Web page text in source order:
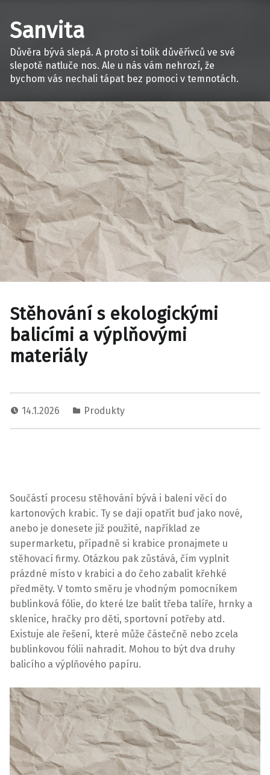
Sanvita
Důvěra bývá slepá. A proto si tolik důvěřivců ve své
slepotě natluče nos. Ale u nás vám nehrozí, že
bychom vás nechali tápat bez pomoci v temnotách.
Stěhování s ekologickými
balicími a výplňovými
materiály
14.1.2026 Produkty
Součástí procesu stěhování bývá i balení věcí do
kartonových krabic. Ty se dají opatřit buď jako nové,
anebo je donesete již použité, například ze
supermarketu, případně si krabice pronajmete u
stěhovací firmy. Otázkou pak zůstává, čím vyplnit
prázdné místo v krabici a do čeho zabalit křehké
předměty. V tomto směru je vhodným pomocníkem
bublinková fólie, do které lze balit třeba talíře, hrnky a
sklenice, hračky pro děti, sportovní potřeby atd.
Existuje ale řešení, které může částečně nebo zcela
bublinkovou fólii nahradit. Mohou to být dva druhy
balicího a výplňového papíru.